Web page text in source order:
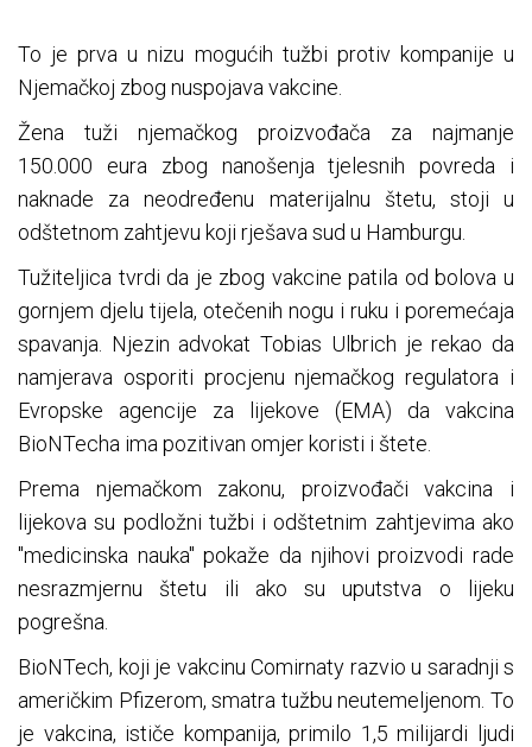
To je prva u nizu mogućih tužbi protiv kompanije u
Njemačkoj zbog nuspojava vakcine.
Žena tuži njemačkog proizvođača za najmanje
150.000 eura zbog nanošenja tjelesnih povreda i
naknade za neodređenu materijalnu štetu, stoji u
odštetnom zahtjevu koji rješava sud u Hamburgu.
Tužiteljica tvrdi da je zbog vakcine patila od bolova u
gornjem djelu tijela, otečenih nogu i ruku i poremećaja
spavanja. Njezin advokat Tobias Ulbrich je rekao da
namjerava osporiti procjenu njemačkog regulatora i
Evropske agencije za lijekove (EMA) da vakcina
BioNTecha ima pozitivan omjer koristi i štete.
Prema njemačkom zakonu, proizvođači vakcina i
lijekova su podložni tužbi i odštetnim zahtjevima ako
"medicinska nauka" pokaže da njihovi proizvodi rade
nesrazmjernu štetu ili ako su uputstva o lijeku
pogrešna.
BioNTech, koji je vakcinu Comirnaty razvio u saradnji s
američkim Pfizerom, smatra tužbu neutemeljenom. To
je vakcina, ističe kompanija, primilo 1,5 milijardi ljudi